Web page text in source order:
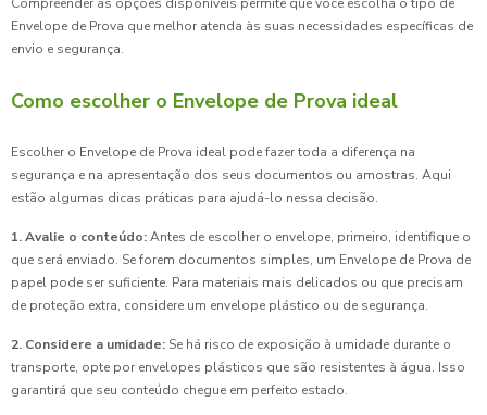
Envelope de Prova que melhor atenda às suas necessidades específicas de
envio e segurança.
Como escolher o Envelope de Prova ideal
Escolher o Envelope de Prova ideal pode fazer toda a diferença na
segurança e na apresentação dos seus documentos ou amostras. Aqui
estão algumas dicas práticas para ajudá-lo nessa decisão.
1. Avalie o conteúdo:Antes de escolher o envelope, primeiro, identifique o
que será enviado. Se forem documentos simples, um Envelope de Prova de
papel pode ser suficiente. Para materiais mais delicados ou que precisam
de proteção extra, considere um envelope plástico ou de segurança.
2. Considere a umidade: Se há risco de exposição à umidade durante o
transporte, opte por envelopes plásticos que são resistentes à água. Isso
garantirá que seu conteúdo chegue em perfeito estado.